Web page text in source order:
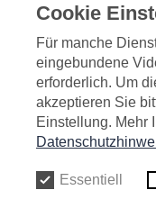
07.05.2026
Cookie
Für manche
eingebundene
erforderlich. Um
akzeptieren Sie
Einstellung. Mehr
Essentiell